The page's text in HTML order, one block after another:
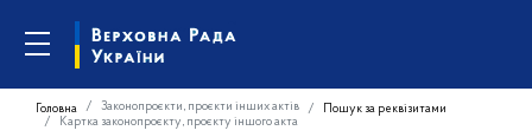
Головна Законопроєкти, проєкти інших актів
Пошук за реквізитами
Картка законопроєкту, проєкту іншого акта